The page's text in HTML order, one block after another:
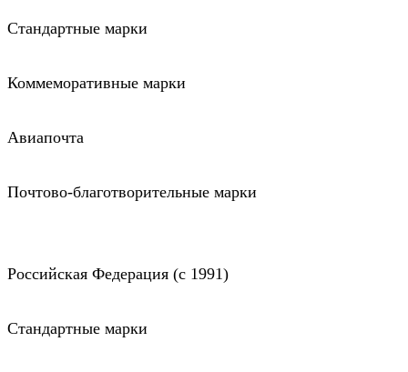
Стандартные марки
Коммеморативные марки
Авиапочта
Почтово-благотворительные марки
Российская Федерация (c 1991)
Стандартные марки